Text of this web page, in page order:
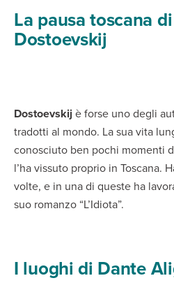
La pausa toscana
Dostoevskij
Dostoevskij è forse uno degli
tradotti al mondo. La sua vita
conosciuto ben pochi momenti
l’ha vissuto proprio in Toscana.
volte, e in una di queste ha
suo romanzo “L’Idiota”.
I luoghi di Dante